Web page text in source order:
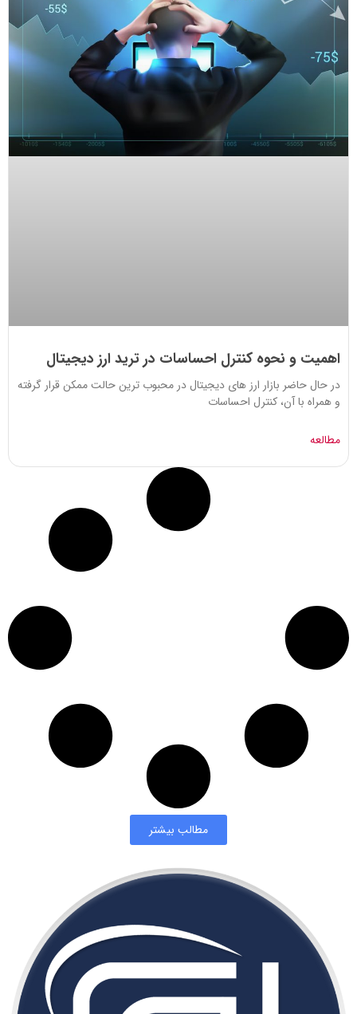
اهمیت و نحوه کنترل احساسات در ترید ارز دیجیتال
در حال حاضر بازار ارز های دیجیتال در محبوب ترین حالت ممکن قرار گرفته
و همراه با آن، کنترل احساسات
مطالعه
مطالب بیشتر